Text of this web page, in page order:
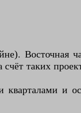
Восточная
таких
и